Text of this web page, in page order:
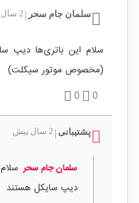
سلمان جام سحر 2 سال پیش
(مخصوص موتور سیکلت)
0
0
پشتیبانی 2 سال پیش
سلمان جام سحر سلام
دیپ سایکل هستند